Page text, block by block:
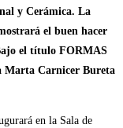
y Cerámica. La
el buen hacer
el título FORMAS
Marta Carnicer Bureta
en la Sala de